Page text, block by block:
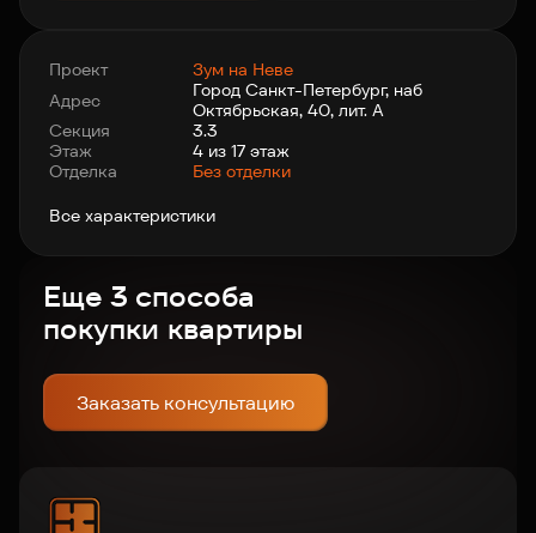
Проект
Зум на Неве
Адрес
Город Санкт-Петербург, наб
Октябрьская, 40, лит. А
Секция
3.3
Этаж
4 из 17 этаж
Отделка
Без отделки
Все характеристики
Еще 3 способа
покупки квартиры
Заказать консультацию